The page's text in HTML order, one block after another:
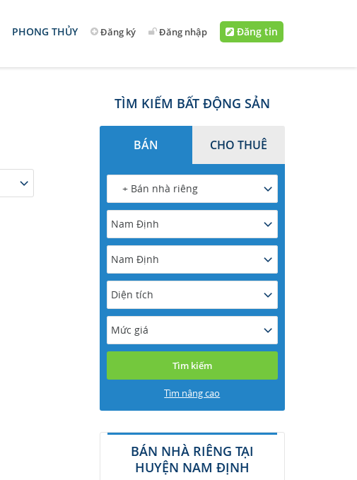
PHONG THỦY Đăng ký Đăng nhập Đăng tin
TÌM KIẾM BẤT ĐỘNG SẢN
BÁN CHO THUÊ
+ Bán nhà riêng
Nam Định
Nam Định
Diện tích
Mức giá
Tìm nâng cao
BÁN NHÀ RIÊNG TẠI
HUYỆN NAM ĐỊNH